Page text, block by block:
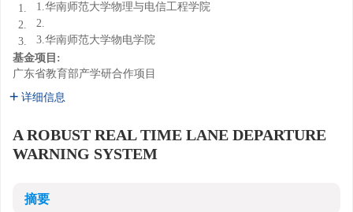
1.
1.华南师范大学物理与电信工程学院
2.
2.
3.
3.华南师范大学物电学院
基金项目:
广东省教育部产学研合作项目
详细信息
A ROBUST REAL TIME LANE DEPARTURE
WARNING SYSTEM
摘要